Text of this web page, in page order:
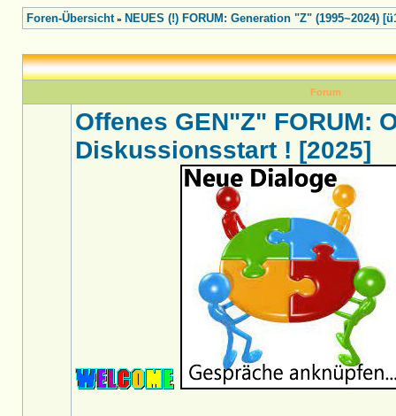
Foren-Übersicht» NEUES (!) FORUM: Generation "Z" (1995~2024)
Forum
Offenes GEN"Z" FORUM:
Diskussionsstart ! [2025]